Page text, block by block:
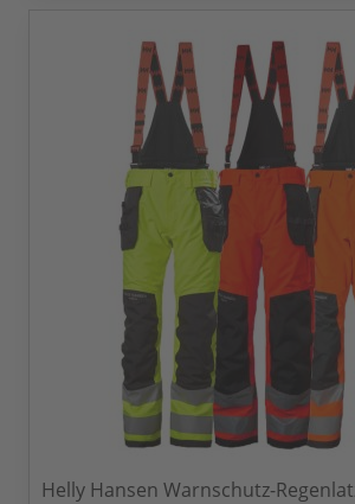
Helly Hansen Warnschutz-